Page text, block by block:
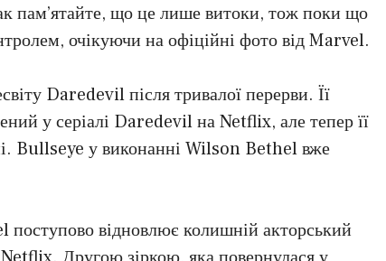
пам’ятайте, що це лише витоки, тож поки що
очікуючи на офіційні фото від Marvel.
Daredevil після тривалої перерви. Її
у серіалі Daredevil на Netflix, але тепер її
Bullseye у виконанні Wilson Bethel вже
поступово відновлює колишній акторський